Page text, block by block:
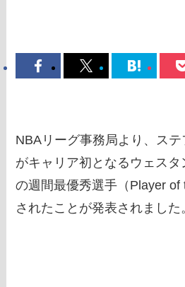
NBAリーグ事務局より、ス
がキャリア初となるウェス
の週間最優秀選手（Player of
されたことが発表されました